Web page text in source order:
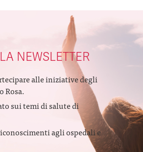
NEWSLETTER
alle iniziative degli
Rosa.
sui temi di salute di
agli ospedali e